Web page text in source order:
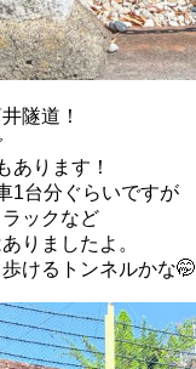
隧道！
あります！
1台分ぐらいですが
ックなど
りましたよ。
けるトンネルかな🤭